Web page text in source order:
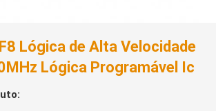
Lógica de Alta Velocidade
Lógica Programável Ic